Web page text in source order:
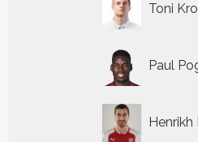
Toni
Paul
Henrikh